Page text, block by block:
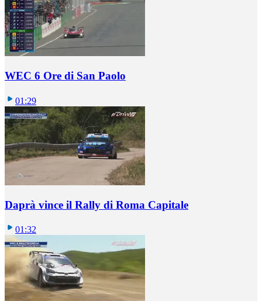
WEC 6 Ore di San Paolo
01:29
Daprà vince il Rally di Roma Capitale
01:32